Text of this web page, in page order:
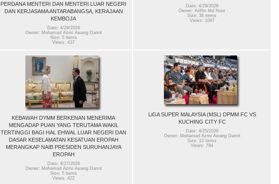
PERDANA MENTERI DAN MENTERI LUAR NEGERI
DAN KERJASAMA ANTARABANGSA, KERAJAAN
KEMBOJA
Date: 4/29/2026
Owner: Mohamad Azmi Awang Damit
Size: 5 items
Views: 437
Date: 4/29/2026
Owner: Ariffin Md Noor
Size: 38 items
Views: 1097
KEBAWAH DYMM BERKENAN MENERIMA
MENGADAP PUAN YANG TERUTAMA WAKIL
TERTINGGI BAGI HAL EHWAL LUAR NEGERI DAN
DASAR KESELAMATAN KESATUAN EROPAH
MERANGKAP NAIB PRESIDEN SURUHANJAYA
EROPAH
Date: 4/27/2026
Owner: Mohamad Azmi Awang Damit
Size: 5 items
Views: 422
LiGA SUPER MALAYSIA (MSL) DPMM FC VS
KUCHING CITY FC
Date: 4/25/2026
Owner: Mohamad Azmi Awang Damit
Size: 13 items
Views: 794